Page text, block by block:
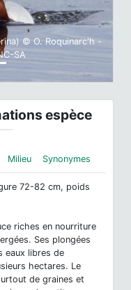
© O. Roquinarc'h -
SA
espèce
Milieu Synonymes
72-82 cm, poids
riches en nourriture
Ses plongées
eaux libres de
hectares. Le
de graines et